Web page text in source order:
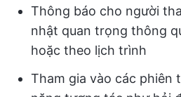
Thông báo cho người
nhật quan trọng thông
hoặc theo lịch trình
Tham gia vào các phiên